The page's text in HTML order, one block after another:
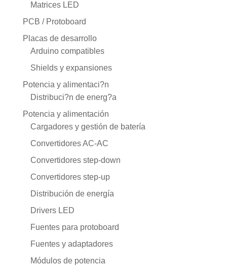
Matrices LED
PCB / Protoboard
Placas de desarrollo
Arduino compatibles
Shields y expansiones
Potencia y alimentaci?n
Distribuci?n de energ?a
Potencia y alimentación
Cargadores y gestión de batería
Convertidores AC-AC
Convertidores step-down
Convertidores step-up
Distribución de energía
Drivers LED
Fuentes para protoboard
Fuentes y adaptadores
Módulos de potencia